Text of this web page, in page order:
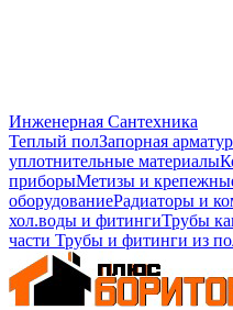
Инженерная Сантехника
Теплый полЗапорная
уплотнительные материалы
приборыМетизы и
оборудованиеРадиаторы и
хол.воды и фитингиТрубы
части Трубы и фитинги из